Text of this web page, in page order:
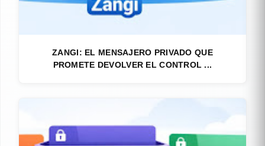
ZANGI: EL MENSAJERO PRIVADO QUE
PROMETE DEVOLVER EL CONTROL ...